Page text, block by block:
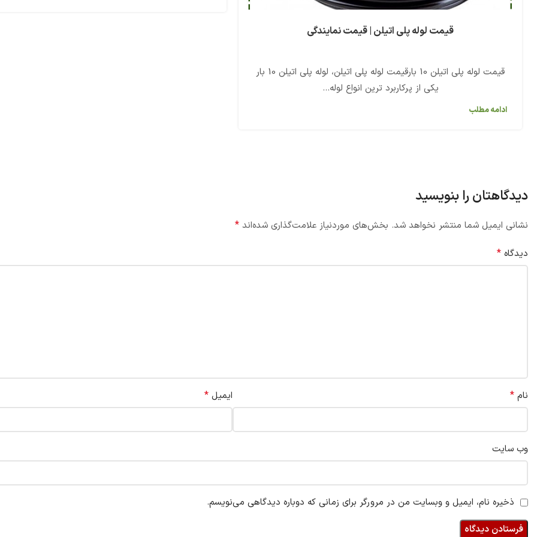
قیمت لوله پلی اتیلن | قیمت نمایندگی
قیمت لوله پلی اتیلن 10 بارقیمت لوله پلی اتیلن، لوله پلی اتیلن 10 بار
یکی از پرکاربرد ترین انواع لوله...
ادامه مطلب
دیدگاهتان را بنویسید
نشانی ایمیل شما منتشر نخواهد شد. بخش‌های موردنیاز علامت‌گذاری شده‌اند *
دیدگاه *
نام * ایمیل *
وب‌ سایت
ذخیره نام، ایمیل و وبسایت من در مرورگر برای زمانی که دوباره دیدگاهی می‌نویسم.